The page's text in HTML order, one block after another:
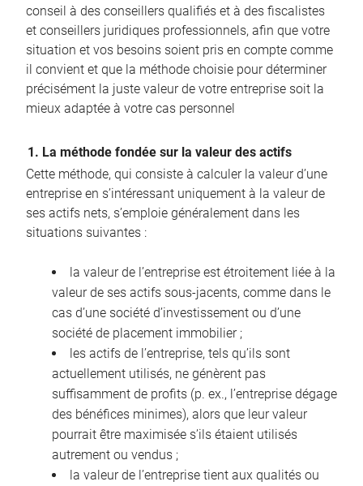
conseil à des conseillers qualifiés et à des fiscalistes
et conseillers juridiques professionnels, afin que votre
situation et vos besoins soient pris en compte comme
il convient et que la méthode choisie pour déterminer
précisément la juste valeur de votre entreprise soit la
mieux adaptée à votre cas personnel
1. La méthode fondée sur la valeur des actifs
Cette méthode, qui consiste à calculer la valeur d’une
entreprise en s’intéressant uniquement à la valeur de
ses actifs nets, s’emploie généralement dans les
situations suivantes :
la valeur de l’entreprise est étroitement liée à la
valeur de ses actifs sous-jacents, comme dans le
cas d’une société d’investissement ou d’une
société de placement immobilier ;
les actifs de l’entreprise, tels qu’ils sont
actuellement utilisés, ne génèrent pas
suffisamment de profits (p. ex., l’entreprise dégage
des bénéfices minimes), alors que leur valeur
pourrait être maximisée s’ils étaient utilisés
autrement ou vendus ;
la valeur de l’entreprise tient aux qualités ou